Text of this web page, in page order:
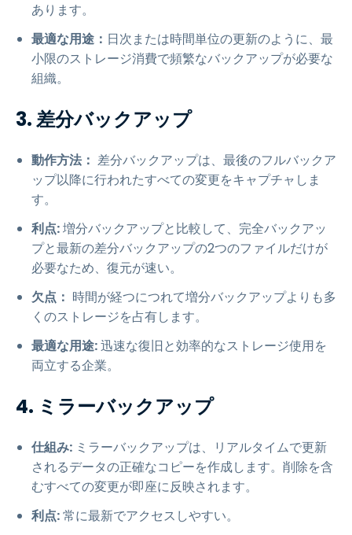
あります。
最適な用途： 日次または時間単位の更新のように、最
小限のストレージ消費で頻繁なバックアップが必要な
組織。
3. 差分バックアップ
動作方法： 差分バックアップは、最後のフルバックア
ップ以降に行われたすべての変更をキャプチャしま
す。
利点:増分バックアップと比較して、完全バックアッ
プと最新の差分バックアップの2つのファイルだけが
必要なため、復元が速い。
欠点： 時間が経つにつれて増分バックアップよりも多
くのストレージを占有します。
最適な用途:迅速な復旧と効率的なストレージ使用を
両立する企業。
4. ミラーバックアップ
仕組み: ミラーバックアップは、リアルタイムで更新
されるデータの正確なコピーを作成します。削除を含
むすべての変更が即座に反映されます。
利点:常に最新でアクセスしやすい。